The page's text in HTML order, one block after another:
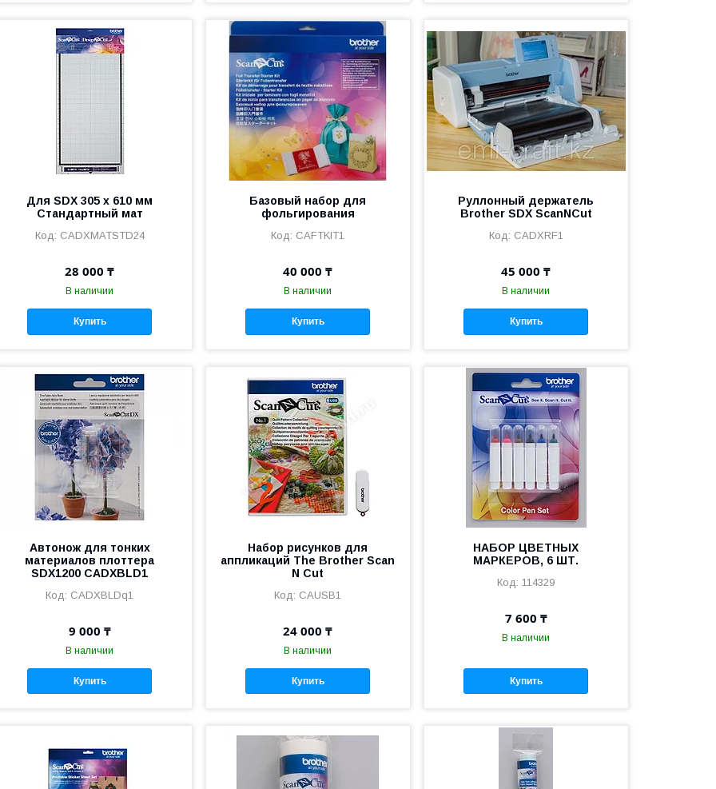
Для SDX 305 x 610 мм
Стандартный мат
CADXMATSTD24
28 000 ₸
В наличии
Купить
Базовый набор для
фольгирования
CAFTKIT1
40 000 ₸
В наличии
Купить
Руллонный держатель
Brother SDX ScanNCut
CADXRF1
45 000 ₸
В наличии
Купить
Автонож для тонких
материалов плоттера
SDX1200 CADXBLD1
CADXBLDq1
9 000 ₸
В наличии
Купить
Набор рисунков для
аппликаций The Brother Scan
N Cut
CAUSB1
24 000 ₸
В наличии
Купить
НАБОР ЦВЕТНЫХ
МАРКЕРОВ, 6 ШТ.
114329
7 600 ₸
В наличии
Купить